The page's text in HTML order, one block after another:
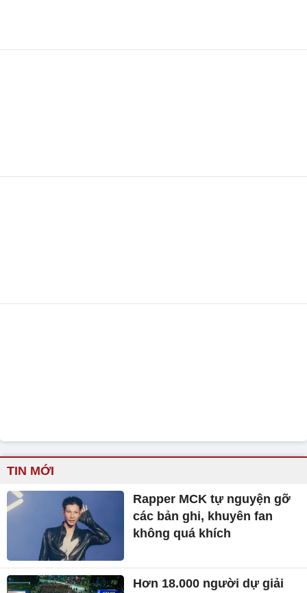
TIN MỚI
Rapper MCK tự nguyện gỡ
các bản ghi, khuyên fan
không quá khích
Hơn 18.000 người dự giải